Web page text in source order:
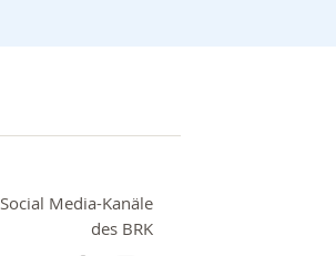
Social Media-Kanäle
des BRK